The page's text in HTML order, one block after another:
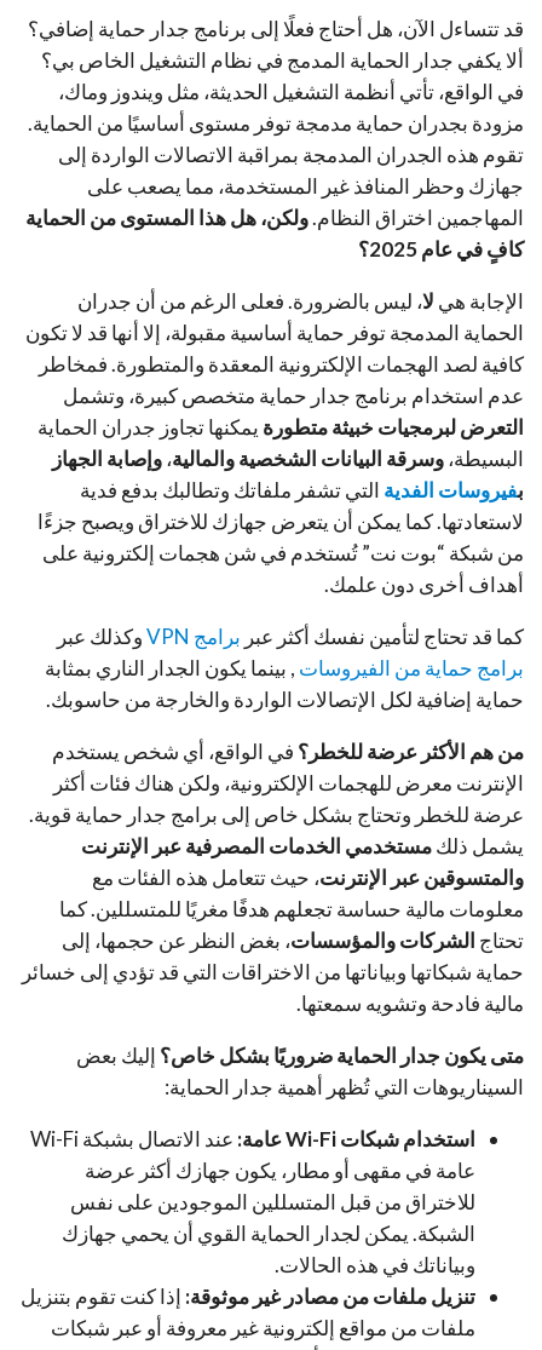
قد تتساءل الآن، هل أحتاج فعلًا إلى برنامج جدار حماية إضافي؟
ألا يكفي جدار الحماية المدمج في نظام التشغيل الخاص بي؟
في الواقع، تأتي أنظمة التشغيل الحديثة، مثل ويندوز وماك،
مزودة بجدران حماية مدمجة توفر مستوى أساسيًا من الحماية.
تقوم هذه الجدران المدمجة بمراقبة الاتصالات الواردة إلى
جهازك وحظر المنافذ غير المستخدمة، مما يصعب على
المهاجمين اختراق النظام.ولكن، هل هذا المستوى من الحماية
كافٍ في عام 2025؟
الإجابة هي لا، ليس بالضرورة. فعلى الرغم من أن جدران
الحماية المدمجة توفر حماية أساسية مقبولة، إلا أنها قد لا تكون
كافية لصد الهجمات الإلكترونية المعقدة والمتطورة. فمخاطر
عدم استخدام برنامج جدار حماية متخصص كبيرة، وتشمل
التعرض لبرمجيات خبيثة متطورة يمكنها تجاوز جدران الحماية
البسيطة،وسرقة البيانات الشخصية والمالية،وإصابة الجهاز
بفيروسات الفدية التي تشفر ملفاتك وتطالبك بدفع فدية
لاستعادتها. كما يمكن أن يتعرض جهازك للاختراق ويصبح جزءًا
من شبكة “بوت نت” تُستخدم في شن هجمات إلكترونية على
أهداف أخرى دون علمك.
كما قد تحتاج لتأمين نفسك أكثر عبر برامج VPN
وكذلك عبر
برامج حماية من الفيروسات , بينما يكون الجدار الناري بمثابة
حماية إضافية لكل الإتصالات الواردة والخارجة من حاسوبك.
من هم الأكثر عرضة للخطر؟ في الواقع، أي شخص يستخدم
الإنترنت معرض للهجمات الإلكترونية، ولكن هناك فئات أكثر
عرضة للخطر وتحتاج بشكل خاص إلى برامج جدار حماية قوية.
يشمل ذلكمستخدمي الخدمات المصرفية عبر الإنترنت
والمتسوقين عبر الإنترنت، حيث تتعامل هذه الفئات مع
معلومات مالية حساسة تجعلهم هدفًا مغريًا للمتسللين. كما
تحتاج الشركات والمؤسسات، بغض النظر عن حجمها، إلى
حماية شبكاتها وبياناتها من الاختراقات التي قد تؤدي إلى خسائر
مالية فادحة وتشويه سمعتها.
متى يكون جدار الحماية ضروريًا بشكل خاص؟ إليك بعض
السيناريوهات التي تُظهر أهمية جدار الحماية:
استخدام شبكات Wi-Fi عامة:
عند الاتصال بشبكة Wi-Fi
عامة في مقهى أو مطار، يكون جهازك أكثر عرضة
للاختراق من قبل المتسللين الموجودين على نفس
الشبكة. يمكن لجدار الحماية القوي أن يحمي جهازك
وبياناتك في هذه الحالات.
تنزيل ملفات من مصادر غير موثوقة: إذا كنت تقوم بتنزيل
ملفات من مواقع إلكترونية غير معروفة أو عبر شبكات